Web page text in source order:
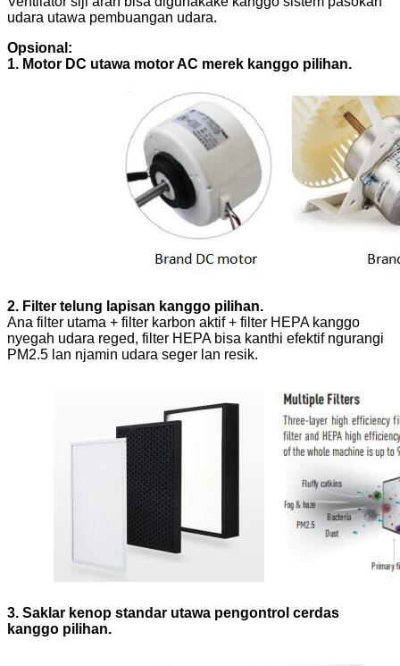
udara utawa pembuangan udara.
Opsional:
1. Motor DC utawa motor AC merek kanggo pilihan.
2. Filter telung lapisan kanggo pilihan.
Ana filter utama + filter karbon aktif + filter HEPA kanggo
nyegah udara reged, filter HEPA bisa kanthi efektif ngurangi
PM2.5 lan njamin udara seger lan resik.
3. Saklar kenop standar utawa pengontrol cerdas
kanggo pilihan.